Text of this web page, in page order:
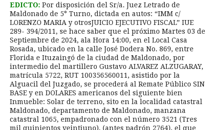
EDICTO: Por disposición del Sr/a. Juez Letrado de
Maldonado de 5° Turno, dictada en autos: “IMM c/
LORENZO MARIA y otrosJUICIO EJECUTIVO FISCAL” IUE
289- 394/2011, se hace saber que el próximo Martes 03 de
Septiembre de 2024, ala Hora 14:00, en el Local Casa
Rosada, ubicado en la calle José Dodera No. 869, entre
Florida e Ituzaingó de la ciudad de Maldonado, por
intermedio del martillero Gustavo ALVAREZ ALZUGARAY,
matrícula 5722, RUT 100356560011, asistido por la
Alguacil del Juzgado, se procederá al Remate Público SIN
BASE y en DOLARES americanos del siguiente bien
Inmueble: Solar de terreno, sito en la localidad catastral
Maldonado, departamento de Maldonado, manzana
catastral 1065, empadronado con el número 3521 (Tres
mil quinientos veintiuno), (antes padrón 2764), el que